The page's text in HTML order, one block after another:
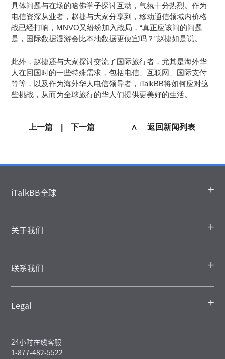
具体问题与在场的哈佛学子探讨互动，气氛十分热烈。作为
电信资深从业者，赵捷与大家分享到，移动通信领域内价格
战已经打响，MNVO又纷纷加入战局，“真正应该问的问题
是，国际数据漫游会比本地数据更便宜吗？”赵捷如是说。
此外，赵捷还与大家探讨交流了国际旅行者，尤其是海外华
人在回国时的一些特殊需求，包括电信、互联网、国际支付
等等，以及作为海外华人电信领导者，iTalkBB将如何应对这
些挑战，从而为全球旅行的华人们提供更美好的生活。
上一篇 |下一篇 ∧ 返回新闻列表
iTalkBB全球
关于我们
联系我们
Legal
24小时在线客服
1-877-482-5522